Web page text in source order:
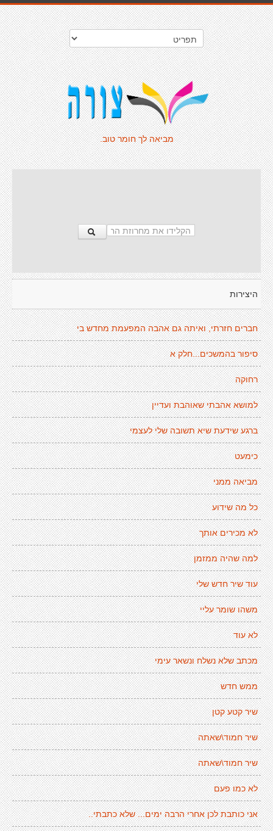
מביאה לך חומר טוב.
היצירות
חברים חזרתי, ואיתה גם אהבה המפעמת מחדש בי
סיפור בהמשכים...חלק א
רחוקה
למושא אהבתי שאוהבת ועדיין
ברגע שידעת שיא תשובה שלי לעצמי
כימעט
מביאה ממני
כל מה שידוע
לא מכירים אותך
למה שהיה ממזמן
עוד שיר חדש שלי
משהו שומר עליי
לא עוד
מכתב שלא נשלח ונשאר עימי
ממש חדש
שיר קטע קטן
שיר חמוד\שאתה
שיר חמוד\שאתה
לא כמו פעם
אני כותבת לכן אחרי הרבה ימים... שלא כתבתי..